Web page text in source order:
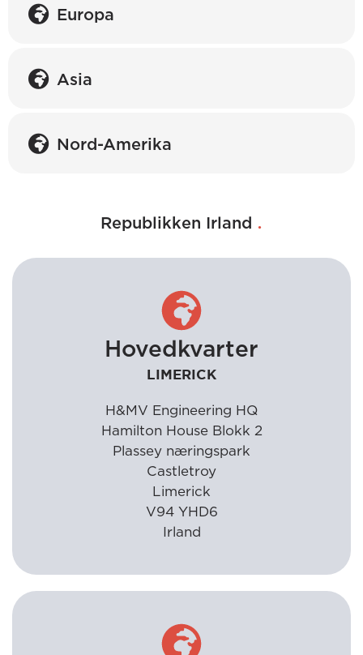
Europa
Asia
Nord-Amerika
Republikken Irland .
Hovedkvarter
LIMERICK
H&MV Engineering HQ
Hamilton House Blokk 2
Plassey næringspark
Castletroy
Limerick
V94 YHD6
Irland